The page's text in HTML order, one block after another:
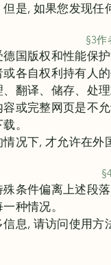
是, 如果您发现
§3作
国版权和性能保
各自权利持有人
翻译、储存、处
或完整网页是不
。
况下, 才允许在外
条件偏离上述段
种情况。
息, 请访问使用